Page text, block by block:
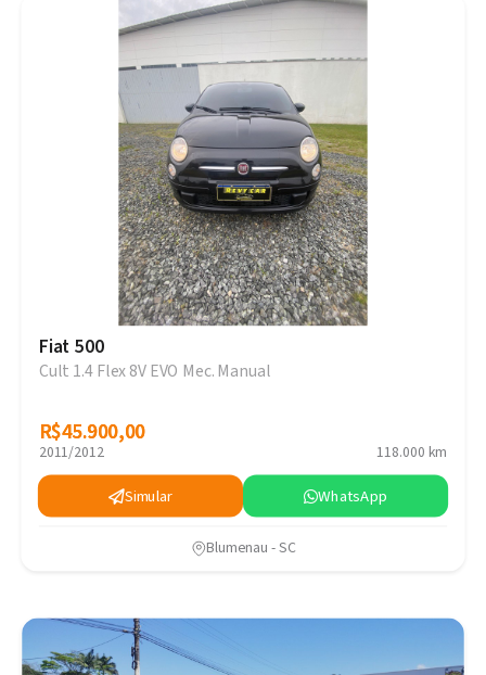
Fiat 500
Cult 1.4 Flex 8V EVO Mec. Manual
R$45.900,00
R$45.900,00
2011/2012 118.000 km
Simular WhatsApp
Blumenau - SC